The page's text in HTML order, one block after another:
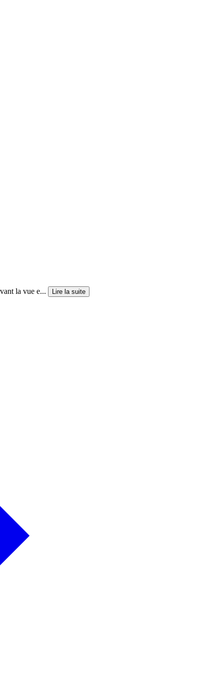
la vue e... Lire la suite